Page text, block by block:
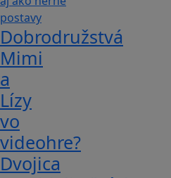
Dobrodružstvá
Mimi
a
Lízy
vo
videohre?
Dvojica